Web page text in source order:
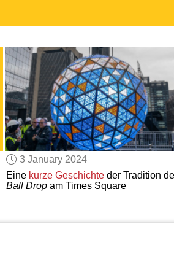
3 January 2024
Eine kurze Geschichteder Tradition
Ball Dropam Times Square